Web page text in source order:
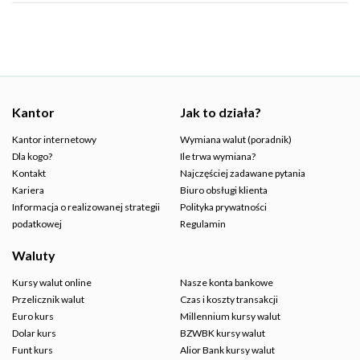
Kantor
Kantor internetowy
Dla kogo?
Kontakt
Kariera
Informacja o realizowanej strategii
podatkowej
Jak to działa?
Wymiana walut (poradnik)
Ile trwa wymiana?
Najczęściej zadawane pytania
Biuro obsługi klienta
Polityka prywatności
Regulamin
Waluty
Kursy walut online
Przelicznik walut
Euro kurs
Dolar kurs
Funt kurs
Nasze konta bankowe
Czas i koszty transakcji
Millennium kursy walut
BZWBK kursy walut
Alior Bank kursy walut